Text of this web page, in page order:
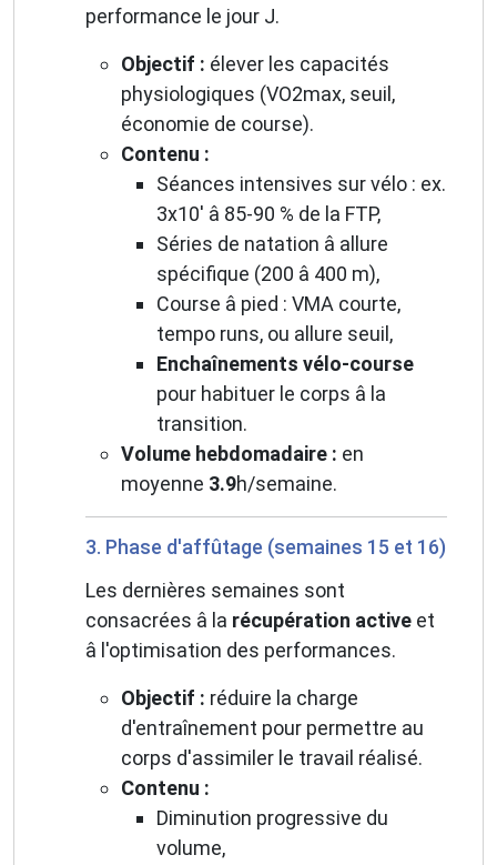
performance le jour J.
Objectif : élever les capacités
physiologiques (VO2max, seuil,
économie de course).
Contenu :
Séances intensives sur vélo : ex.
3x10' â 85-90 % de la FTP,
Séries de natation â allure
spécifique (200 â 400 m),
Course â pied : VMA courte,
tempo runs, ou allure seuil,
Enchaînements vélo-course
pour habituer le corps â la
transition.
Volume hebdomadaire : en
moyenne 3.9h/semaine.
3. Phase d'affûtage (semaines 15 et 16)
Les dernières semaines sont
consacrées â la récupération active et
â l'optimisation des performances.
Objectif : réduire la charge
d'entraînement pour permettre au
corps d'assimiler le travail réalisé.
Contenu :
Diminution progressive du
volume,